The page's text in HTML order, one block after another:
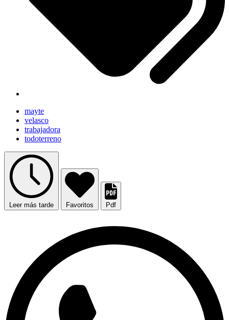
mayte
velasco
trabajadora
todoterreno
Leer más tarde Favoritos Pdf